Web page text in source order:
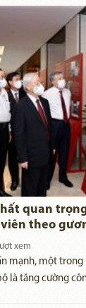
trí quan trọng
Minh mới đủ
một bậc chí sĩ
cũng đã từng
Chính phủ Liên
đã có những
vận mệnh dân
quan
theo
xem
mạnh, một trong
là tăng cường